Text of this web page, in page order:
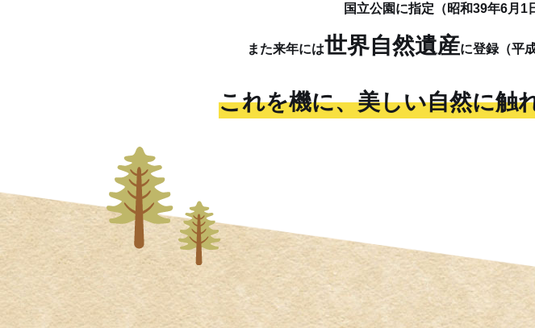
国立公園に指定（昭和39年6月1
また来年には世界自然遺産に登録（平
これを機に、美しい自然に触